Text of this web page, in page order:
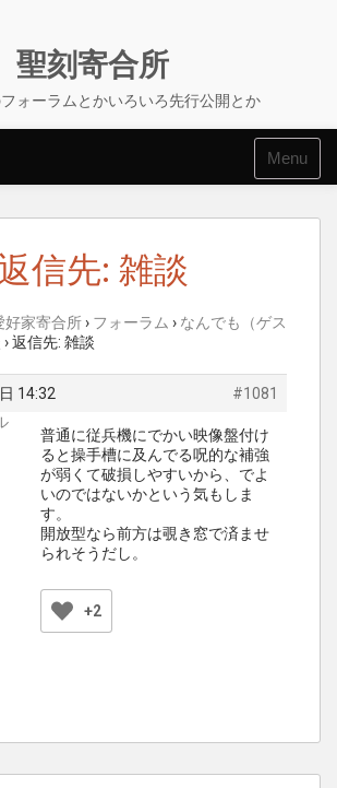
聖刻寄合所
ォーラムとかいろいろ先行公開とか
Menu
信先: 雑談
好家寄合所› フォーラム › なんでも（ゲス
›返信先: 雑談
14:32
#1081
普通に従兵機にでかい映像盤付け
ると操手槽に及んでる呪的な補強
が弱くて破損しやすいから、でよ
いのではないかという気もしま
す。
開放型なら前方は覗き窓で済ませ
られそうだし。
+2